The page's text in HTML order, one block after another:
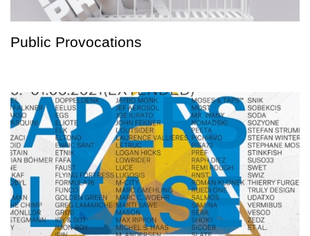
Public Provocations